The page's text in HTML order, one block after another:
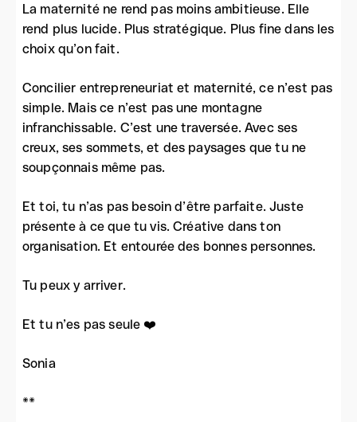
La maternité ne rend pas moins ambitieuse. Elle
rend plus lucide. Plus stratégique. Plus fine dans les
choix qu’on fait.
Concilier entrepreneuriat et maternité, ce n’est pas
simple. Mais ce n’est pas une montagne
infranchissable. C’est une traversée. Avec ses
creux, ses sommets, et des paysages que tu ne
soupçonnais même pas.
Et toi, tu n’as pas besoin d’être parfaite. Juste
présente à ce que tu vis. Créative dans ton
organisation. Et entourée des bonnes personnes.
Tu peux y arriver.
Et tu n’es pas seule ❤️
Sonia
**